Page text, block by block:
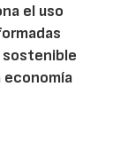
el uso
sostenible